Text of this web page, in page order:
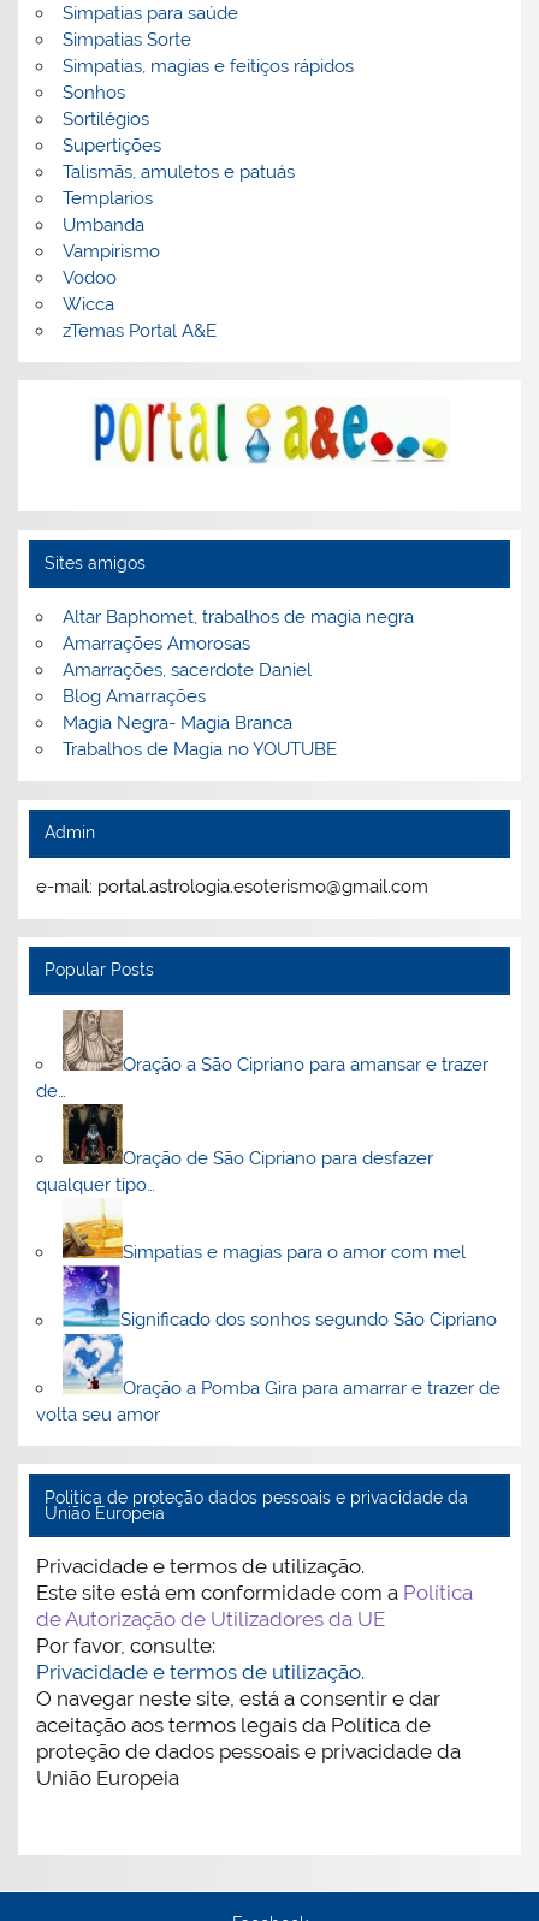
Simpatias para saúde
Simpatias Sorte
Simpatias, magias e feitiços rápidos
Sonhos
Sortilégios
Supertições
Talismãs, amuletos e patuás
Templarios
Umbanda
Vampirismo
Vodoo
Wicca
zTemas Portal A&E
Sites amigos
Altar Baphomet, trabalhos de magia negra
Amarrações Amorosas
Amarrações, sacerdote Daniel
Blog Amarrações
Magia Negra- Magia Branca
Trabalhos de Magia no YOUTUBE
Admin
e-mail: portal.astrologia.esoterismo@gmail.com
Popular Posts
Oração a São Cipriano para amansar e trazer
de…
Oração de São Cipriano para desfazer
qualquer tipo…
Simpatias e magias para o amor com mel
Significado dos sonhos segundo São Cipriano
Oração a Pomba Gira para amarrar e trazer de
volta seu amor
Politica de proteção dados pessoais e privacidade da
União Europeia
Privacidade e termos de utilização.
Este site está em conformidade com a Política
de Autorização de Utilizadores da UE
Por favor, consulte:
Privacidade e termos de utilização.
O navegar neste site, está a consentir e dar
aceitação aos termos legais da Política de
proteção de dados pessoais e privacidade da
União Europeia